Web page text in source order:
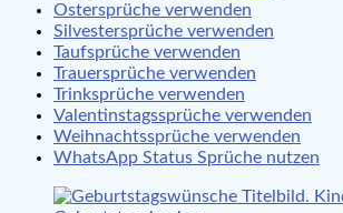
Ostersprüche verwenden
Silvestersprüche verwenden
Taufsprüche verwenden
Trauersprüche verwenden
Trinksprüche verwenden
Valentinstagssprüche verwenden
Weihnachtssprüche verwenden
WhatsApp Status Sprüche nutzen